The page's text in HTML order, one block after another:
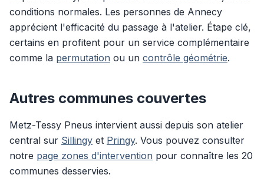
conditions normales. Les personnes de Annecy
apprécient l'efficacité du passage à l'atelier. Étape clé,
certains en profitent pour un service complémentaire
comme la permutation ou un contrôle géométrie.
Autres communes couvertes
Metz-Tessy Pneus intervient aussi depuis son atelier
central sur Sillingy et Pringy. Vous pouvez consulter
notre page zones d'intervention pour connaître les 20
communes desservies.